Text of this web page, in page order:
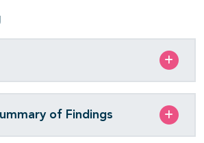
of Findings